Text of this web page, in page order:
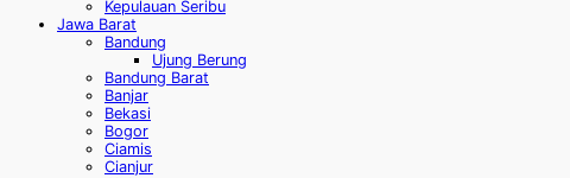
Kepulauan Seribu
Jawa Barat
Bandung
Ujung Berung
Bandung Barat
Banjar
Bekasi
Bogor
Ciamis
Cianjur